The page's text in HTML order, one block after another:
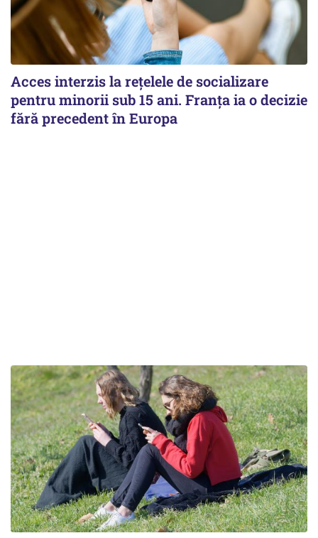
Acces interzis la rețelele de socializare
pentru minorii sub 15 ani. Franța ia o decizie
fără precedent în Europa